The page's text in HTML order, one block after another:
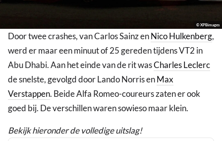
© XPBimages
Door twee crashes, van Carlos Sainz enNico Hulkenberg,
werd er maar een minuut of 25 gereden tijdens VT2 in
Abu Dhabi. Aan het einde van de rit wasCharles Leclerc
de snelste, gevolgd door Lando Norris enMax
Verstappen. Beide Alfa Romeo-coureurs zaten er ook
goed bij. De verschillen waren sowieso maar klein.
Bekijk hieronder de volledige uitslag!